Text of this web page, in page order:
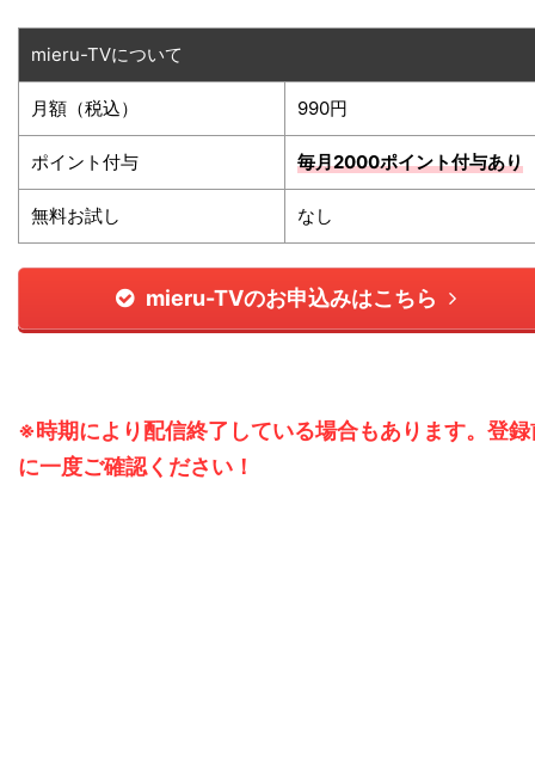
mieru-TVについて
月額（税込） 990円
ポイント付与 毎月2000ポイント付与あり
無料お試し なし
mieru-TVのお申込みはこちら
※時期により配信終了している場合もあります。登録
に一度ご確認ください！